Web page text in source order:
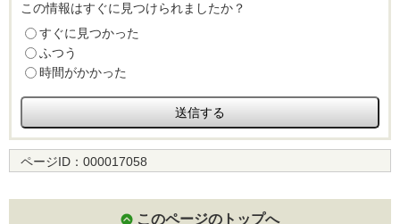
この情報はすぐに見つけられましたか？
すぐに見つかった
ふつう
時間がかかった
ページID： 000017058
このページのトップへ